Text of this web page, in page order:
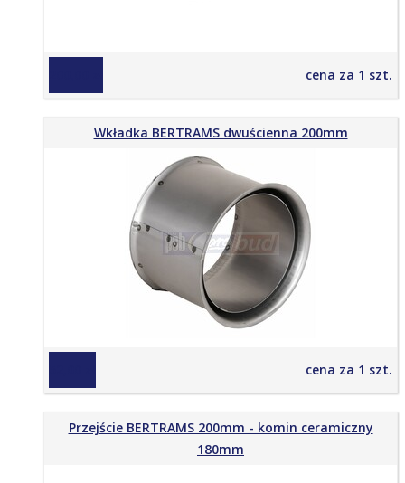
cena za 1 szt.
Wkładka BERTRAMS dwuścienna 200mm
cena za 1 szt.
Przejście BERTRAMS 200mm - komin ceramiczny
180mm